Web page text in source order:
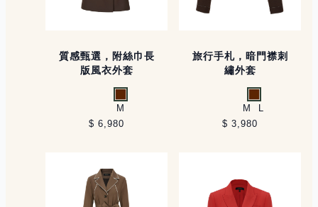
質感甄選，附絲巾長
版風衣外套
咖啡
M
$ 6,980
旅行手札，暗門襟刺
繡外套
咖啡
M
L
$ 3,980